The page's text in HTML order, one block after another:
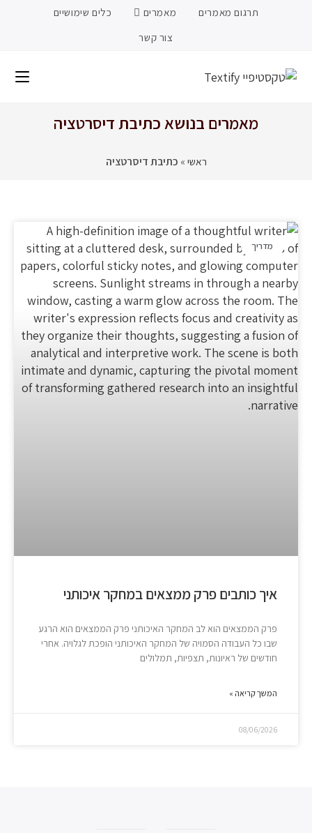
תרגום מאמרים מאמרים
כלים שימושיים
צור קשר
מאמרים בנושא כתיבת דיסרטציה
ראשי » כתיבת דיסרטציה
מדריך
איך כותבים פרק ממצאים במחקר איכותני
פרק הממצאים הוא לב המחקר האיכותני פרק הממצאים הוא הרגע
שבו כל העבודה הסמויה של המחקר האיכותני הופכת לגלויה. אחרי
חודשים של ראיונות, תצפיות, תמלולים
המשך קריאה »
08/06/2026